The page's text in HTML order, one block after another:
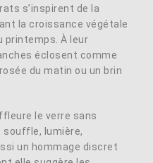
s’inspirent de la
la croissance végétale
printemps. À leur
éclosent comme
du matin ou un brin
le verre sans
souffle, lumière,
un hommage discret